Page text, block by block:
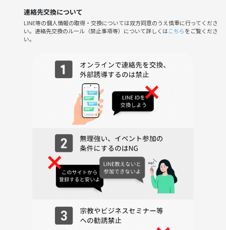
することがあります。
※キャンセルの場合はメッセージではなくイベントのチケット選択画面
でしてください。
場合の合流は難しいかもしれません。合流できない場合の責任は負えま
せん。ダイレクトメッセージの確認は遅くなるため連絡は必ずイベント
メッセージにしてください。
※適宜イベントの様子を撮影いたします。
※営業、勧誘、迷惑行為がある場合はつなげーとに報告の上、今後のイ
ベント参加が不可となります。
イベントの過去の様子は下の画像をご覧ください🙂
連絡先交換について
LINE等の個人情報の取得・交換については双方同意のうえ慎重に行ってくださ
い。連絡先交換のルール（禁止事項等）について詳しくはこちらをご覧くださ
い。